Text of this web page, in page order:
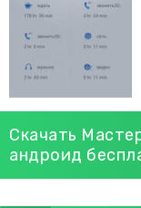
Скачать
андроид